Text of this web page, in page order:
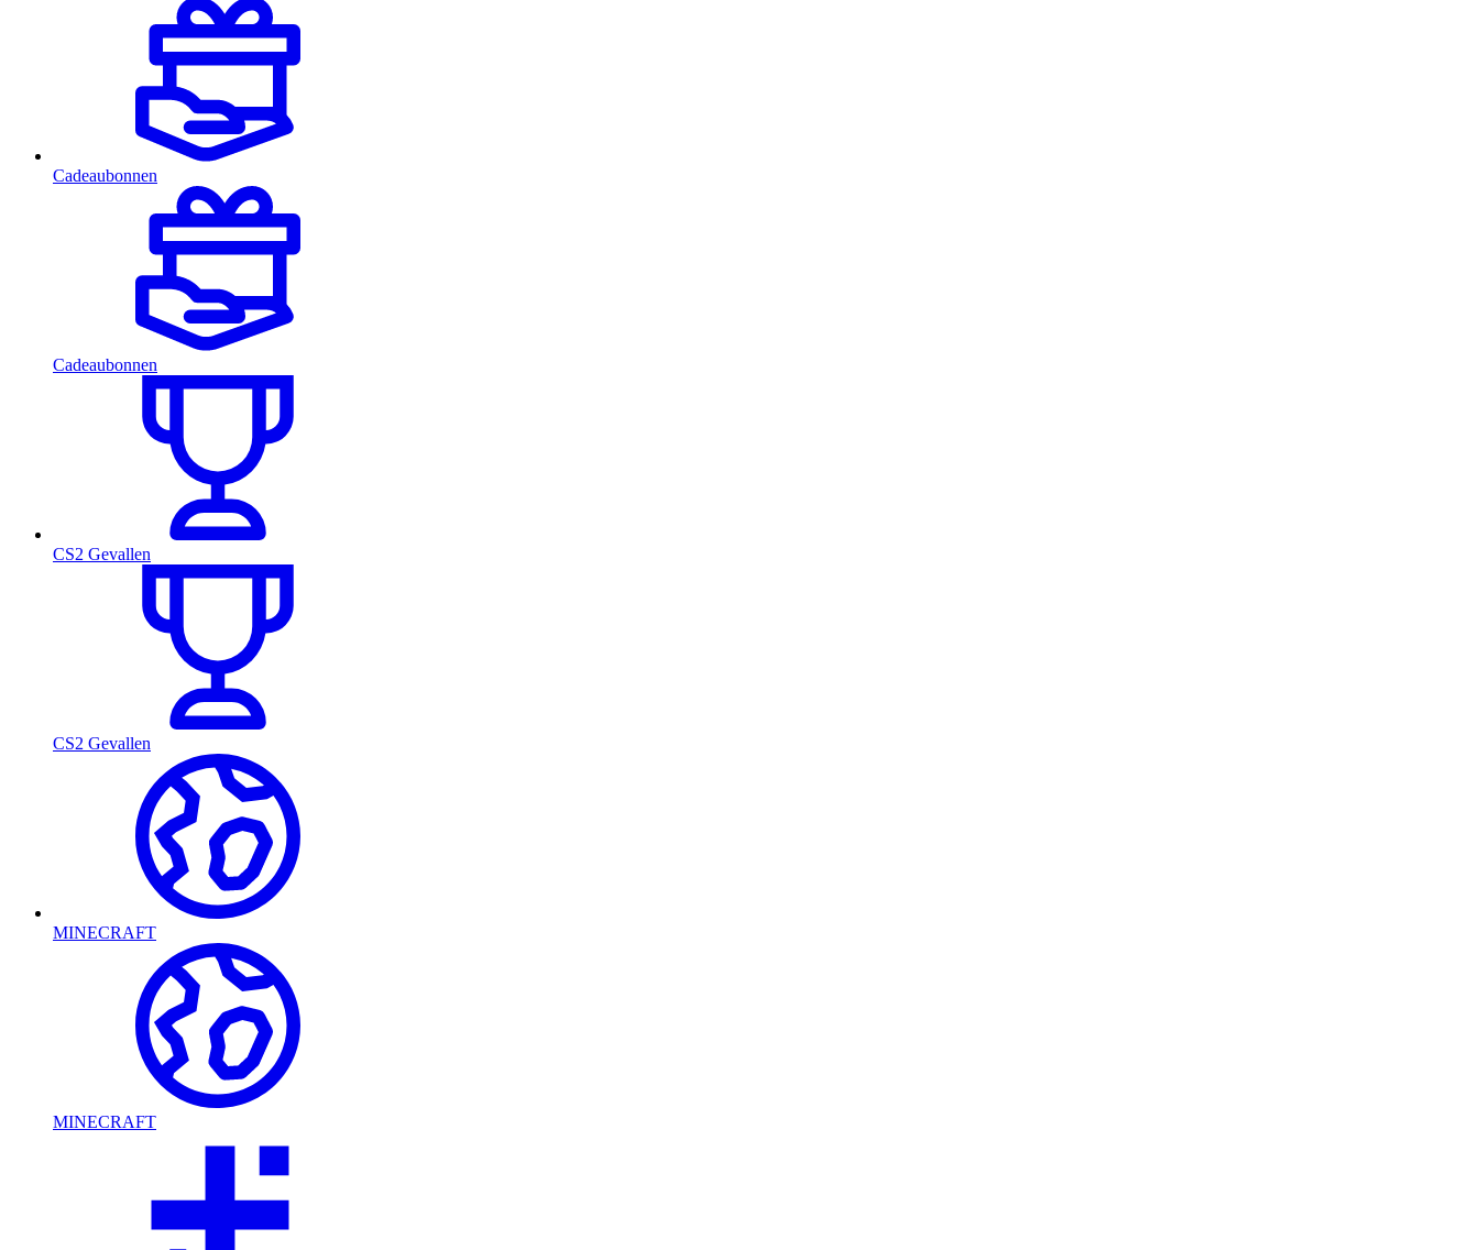
Cadeaubonnen
Cadeaubonnen
CS2 Gevallen
CS2 Gevallen
MINECRAFT
MINECRAFT